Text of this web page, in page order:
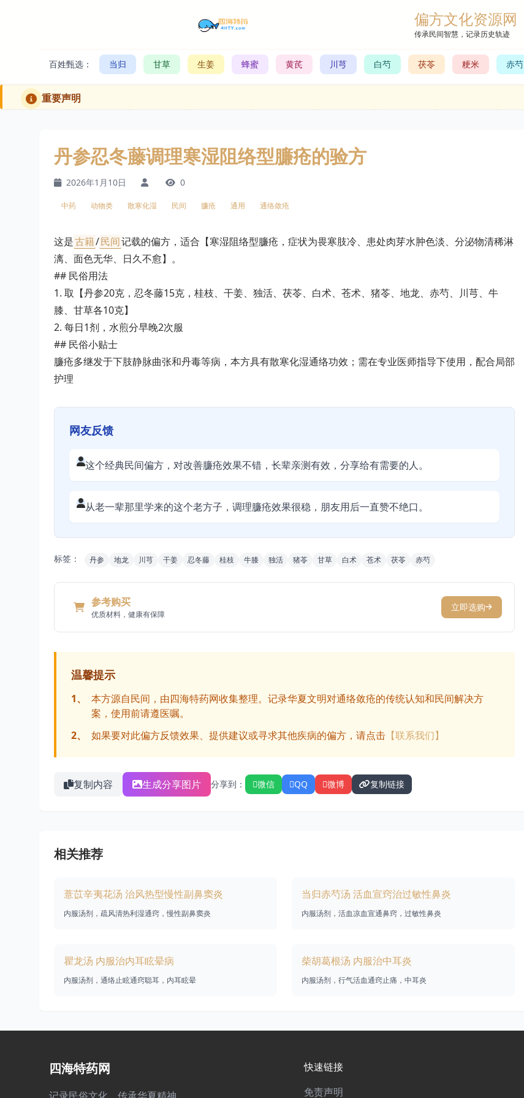
偏方文化资源网
传承民间智慧，记录历史轨迹
百姓甄选： 当归 甘草 生姜 蜂蜜 黄芪 川芎 白芍 茯苓 粳米 赤芍
重要声明
丹参忍冬藤调理寒湿阻络型臁疮的验方
2026年1月10日 0
中药 动物类 散寒化湿 民间 臁疮 通用 通络敛疮
这是古籍/民间记载的偏方，适合【寒湿阻络型臁疮，症状为畏寒肢冷、患处肉芽水肿色淡、分泌物清稀淋
漓、面色无华、日久不愈】。
## 民俗用法
1. 取【丹参20克，忍冬藤15克，桂枝、干姜、独活、茯苓、白术、苍术、猪苓、地龙、赤芍、川芎、牛
膝、甘草各10克】
2. 每日1剂，水煎分早晚2次服
## 民俗小贴士
臁疮多继发于下肢静脉曲张和丹毒等病，本方具有散寒化湿通络功效；需在专业医师指导下使用，配合局部
护理
网友反馈
这个经典民间偏方，对改善臁疮效果不错，长辈亲测有效，分享给有需要的人。
从老一辈那里学来的这个老方子，调理臁疮效果很稳，朋友用后一直赞不绝口。
标签： 丹参 地龙 川芎 干姜 忍冬藤 桂枝 牛膝 独活 猪苓 甘草 白术 苍术 茯苓 赤芍
参考购买
优质材料，健康有保障
立即选购
温馨提示
1、
本方源自民间，由四海特药网收集整理。记录华夏文明对通络敛疮的传统认知和民间解决方
案，使用前请遵医嘱。
2、
如果要对此偏方反馈效果、提供建议或寻求其他疾病的偏方，请点击 【联系我们】
复制内容 生成分享图片 分享到： 微信 QQ 微博 复制链接
相关推荐
薏苡辛夷花汤 治风热型慢性副鼻窦炎
内服汤剂，疏风清热利湿通窍，慢性副鼻窦炎
当归赤芍汤 活血宣窍治过敏性鼻炎
内服汤剂，活血凉血宣通鼻窍，过敏性鼻炎
瞿龙汤 内服治内耳眩晕病
内服汤剂，通络止眩通窍聪耳，内耳眩晕
柴胡葛根汤 内服治中耳炎
内服汤剂，行气活血通窍止痛，中耳炎
四海特药网 快速链接
免责声明